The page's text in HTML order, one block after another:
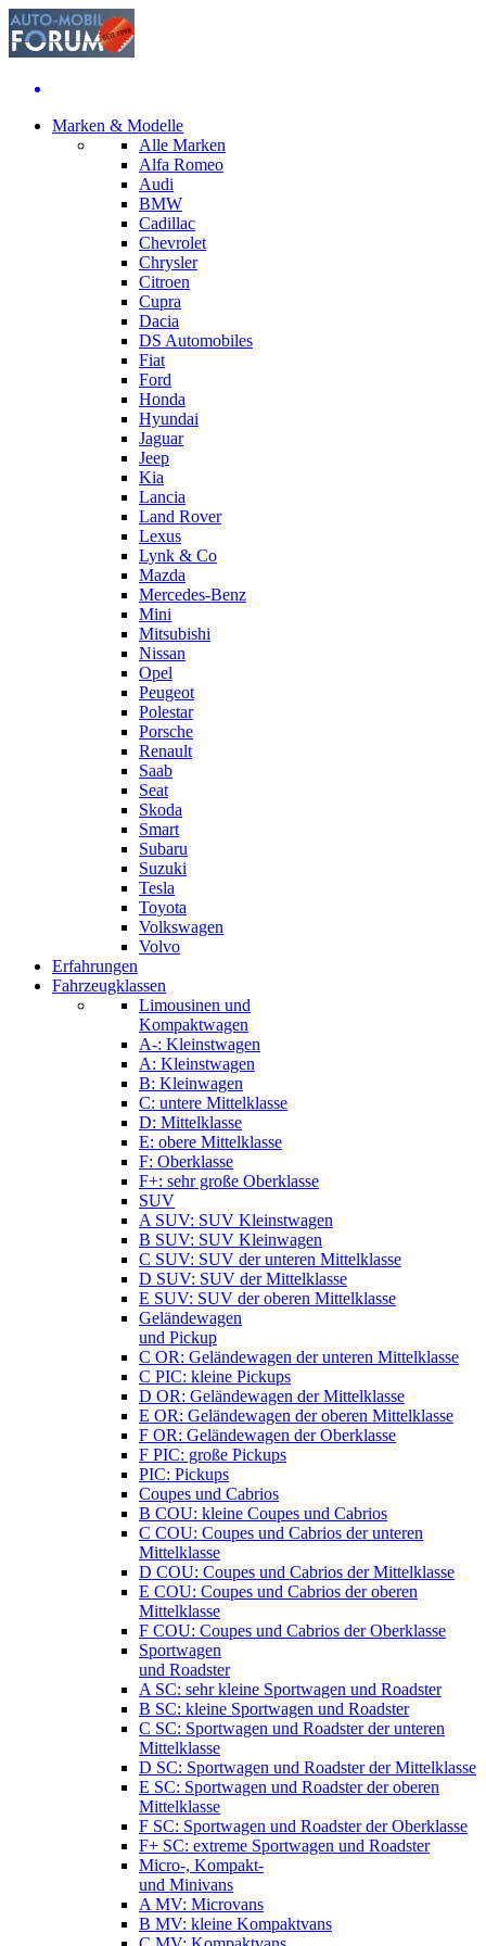
Marken & Modelle
Alle Marken
Alfa Romeo
Audi
BMW
Cadillac
Chevrolet
Chrysler
Citroen
Cupra
Dacia
DS Automobiles
Fiat
Ford
Honda
Hyundai
Jaguar
Jeep
Kia
Lancia
Land Rover
Lexus
Lynk & Co
Mazda
Mercedes-Benz
Mini
Mitsubishi
Nissan
Opel
Peugeot
Polestar
Porsche
Renault
Saab
Seat
Skoda
Smart
Subaru
Suzuki
Tesla
Toyota
Volkswagen
Volvo
Erfahrungen
Fahrzeugklassen
Limousinen und
Kompaktwagen
A-: Kleinstwagen
A: Kleinstwagen
B: Kleinwagen
C: untere Mittelklasse
D: Mittelklasse
E: obere Mittelklasse
F: Oberklasse
F+: sehr große Oberklasse
SUV
A SUV: SUV Kleinstwagen
B SUV: SUV Kleinwagen
C SUV: SUV der unteren Mittelklasse
D SUV: SUV der Mittelklasse
E SUV: SUV der oberen Mittelklasse
Geländewagen
und Pickup
C OR: Geländewagen der unteren Mittelklasse
C PIC: kleine Pickups
D OR: Geländewagen der Mittelklasse
E OR: Geländewagen der oberen Mittelklasse
F OR: Geländewagen der Oberklasse
F PIC: große Pickups
PIC: Pickups
Coupes und Cabrios
B COU: kleine Coupes und Cabrios
C COU: Coupes und Cabrios der unteren
Mittelklasse
D COU: Coupes und Cabrios der Mittelklasse
E COU: Coupes und Cabrios der oberen
Mittelklasse
F COU: Coupes und Cabrios der Oberklasse
Sportwagen
und Roadster
A SC: sehr kleine Sportwagen und Roadster
B SC: kleine Sportwagen und Roadster
C SC: Sportwagen und Roadster der unteren
Mittelklasse
D SC: Sportwagen und Roadster der Mittelklasse
E SC: Sportwagen und Roadster der oberen
Mittelklasse
F SC: Sportwagen und Roadster der Oberklasse
F+ SC: extreme Sportwagen und Roadster
Micro-, Kompakt-
und Minivans
A MV: Microvans
B MV: kleine Kompaktvans